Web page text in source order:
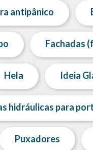
antipânico
Fachadas
Hela Ideia
hidráulicas para
Puxadores